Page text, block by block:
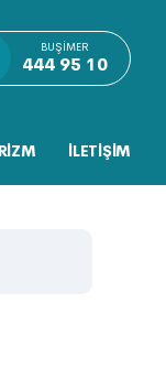
BUŞIMER
444 95 10
İLETİŞİM